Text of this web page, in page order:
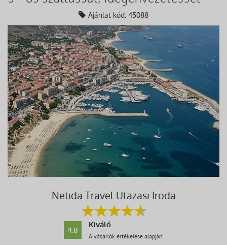
Ajánlat kód: 45088
Netida Travel Utazasi Iroda
4.8
Kiváló
A vásárlók értékelése alapján!